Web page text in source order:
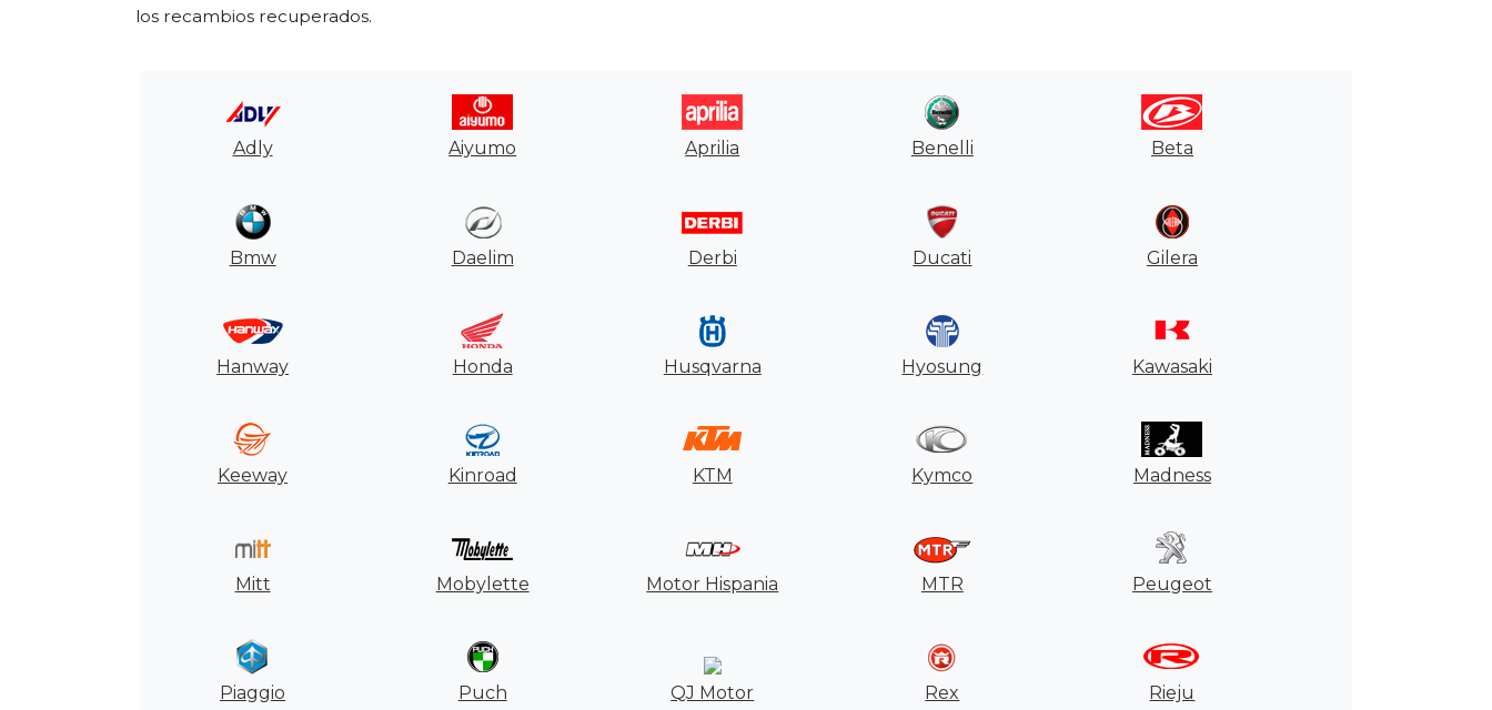
los recambios recuperados.
Adly Aiyumo Aprilia Benelli Beta
Bmw Daelim Derbi Ducati Gilera
Hanway Honda Husqvarna Hyosung Kawasaki
Keeway Kinroad KTM Kymco Madness
Mitt Mobylette Motor Hispania MTR Peugeot
Piaggio Puch QJ Motor Rex Rieju